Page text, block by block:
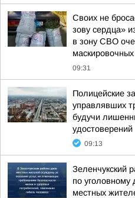
Своих не
зову сердца»
в зону СВО
09:31
Полицейские
управлявших
будучи
удостоверений
09:13
Зеленчукский
по уголовному
местных